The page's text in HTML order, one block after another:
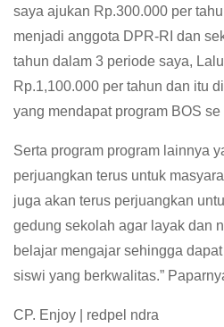
saya ajukan Rp.300.000 per
menjadi anggota DPR-RI dan
tahun dalam 3 periode saya,
Rp.1,100.000 per tahun dan itu
yang mendapat program BOS
Serta program program lainnya
perjuangkan terus untuk
juga akan terus perjuangkan
gedung sekolah agar layak dan
belajar mengajar sehingga
siswi yang berkwalitas.”
CP. Enjoy | redpel ndra